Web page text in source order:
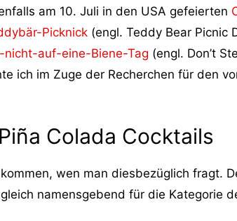
am 10. Juli in den USA gefeierten
Picknick (engl. Teddy Bear Picnic
nicht-auf-eine-Biene-Tag (engl. Don’t
ich im Zuge der Recherchen für den
Colada Cocktails
wen man diesbezüglich fragt.
namensgebend für die Kategorie